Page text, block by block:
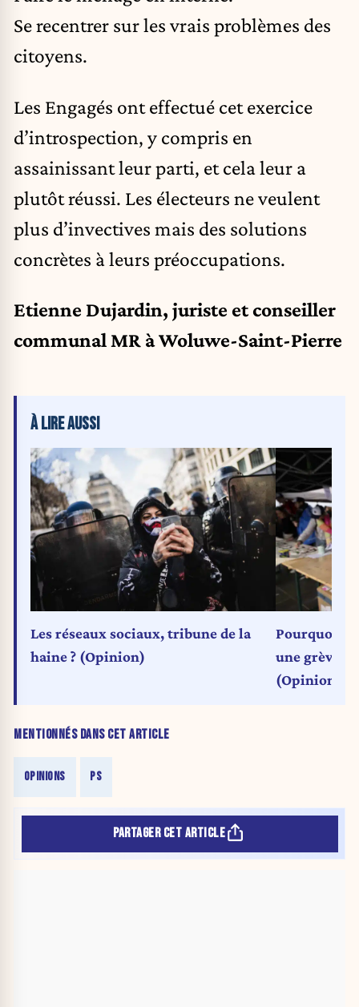
Se recentrer sur les vrais problèmes des
citoyens.
Les Engagés ont effectué cet exercice
d’introspection, y compris en
assainissant leur parti, et cela leur a
plutôt réussi. Les électeurs ne veulent
plus d’invectives mais des solutions
concrètes à leurs préoccupations.
Etienne Dujardin, juriste et conseiller
communal MR à Woluwe-Saint-Pierre
MENTIONNÉS DANS CET ARTICLE
OPINIONS PS
À LIRE AUSSI
Les réseaux sociaux, tribune de la
haine ? (Opinion)
Pourquoi
une grève
(Opinion)
PARTAGER CET ARTICLE